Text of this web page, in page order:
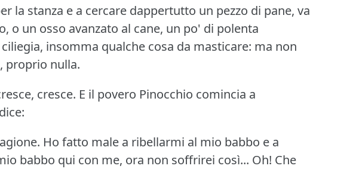
la stanza e a cercare dappertutto un pezzo di pane, va
o un osso avanzato al cane, un po' di polenta
insomma qualche cosa da masticare: ma non
proprio nulla.
cresce. E il povero Pinocchio comincia a
Ho fatto male a ribellarmi al mio babbo e a
babbo qui con me, ora non soffrirei così... Oh! Che